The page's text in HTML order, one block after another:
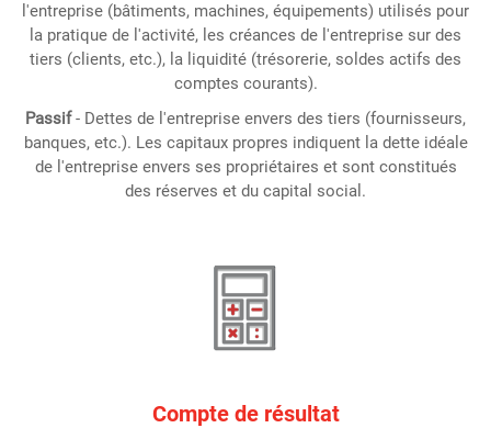
l'entreprise (bâtiments, machines, équipements) utilisés pour
la pratique de l'activité, les créances de l'entreprise sur des
tiers (clients, etc.), la liquidité (trésorerie, soldes actifs des
comptes courants).
Passif- Dettes de l'entreprise envers des tiers (fournisseurs,
banques, etc.). Les capitaux propres indiquent la dette idéale
de l'entreprise envers ses propriétaires et sont constitués
des réserves et du capital social.
Compte de résultat